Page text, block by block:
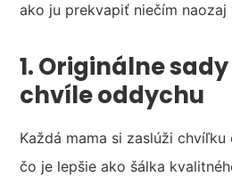
ako ju prekvapiť niečím naozaj
1. Originálne
chvíle oddychu
Každá mama si zaslúži
čo je lepšie ako šálka